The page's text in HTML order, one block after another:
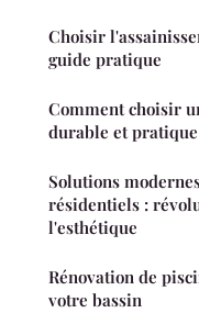
Choisir
guide pratique
Comment choisir
durable et pratique
Solutions
résidentiels :
l'esthétique
Rénovation de
votre bassin